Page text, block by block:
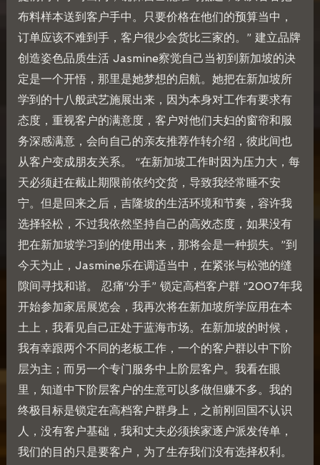
布料样本送到客户手中。只要价格在他们的预算当中，
订单应该不难到手，客户很少会货比三家的。” 建立品牌
创造姿色品质生活 Jasmine察觉自己当初到新加坡的决
定是一个开悟，那里是她梦想的启航。她把在新加坡所
学到的十八般武艺施展出来，因为本身对工作有要求有
态度，重视客户的满意度，客户对他们夫妇的窗帘和服
务深感满意，会向自己的亲友推荐作转介绍，彼此间也
从客户变成朋友关系。 “在新加坡工作时因为压力大，每
天必须赶在截止期限前依约交货，导致我经常睡不安
宁。但是回来之后，吉隆坡的生活环境和节奏，容许我
选择轻松，不过我依然坚持自己的高效态度，如果没有
把在新加坡学习到的使用出来，那将会是一种损失。”到
今天为止，Jasmine乐在调适当中，在紧张与松弛的缝
隙间寻找和谐。 忍痛“分手” 锁定高档客户群 “2007年我
开始参加家居展览会，我再次将在新加坡所学应用在本
土上，我看见自己正处于蓝海市场。在新加坡的时候，
我有幸跟两个不同的老板工作，一个的客户群以中下阶
层为主；而另一个专门服务中上阶层客户。我看在眼
里，知道中下阶层客户的生意可以多做但赚不多。我的
终极目标是锁定在高档客户群身上，之前刚回国不认识
人，没有客户基础，我和丈夫必须挨家逐户派发传单，
我们的目的只是要客户，为了生存我们没有选择权利。